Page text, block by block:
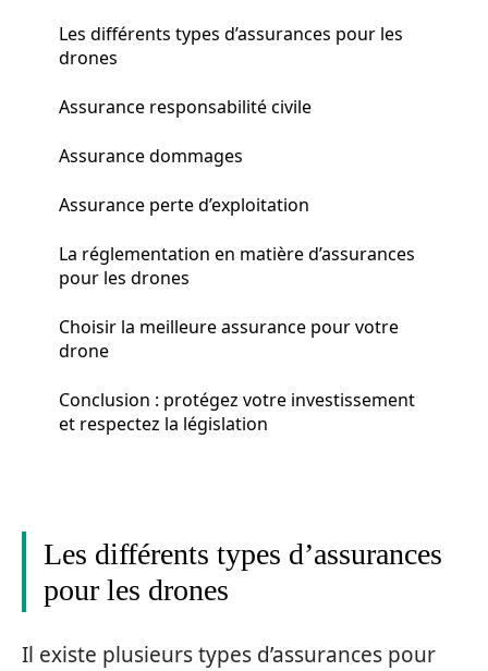
Les différents types d’assurances pour les
drones
Assurance responsabilité civile
Assurance dommages
Assurance perte d’exploitation
La réglementation en matière d’assurances
pour les drones
Choisir la meilleure assurance pour votre
drone
Conclusion : protégez votre investissement
et respectez la législation
Les différents types d’assurances
pour les drones
Il existe plusieurs types d’assurances pour